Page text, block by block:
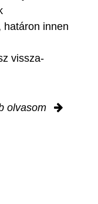
határon innen
vissza-
olvasom